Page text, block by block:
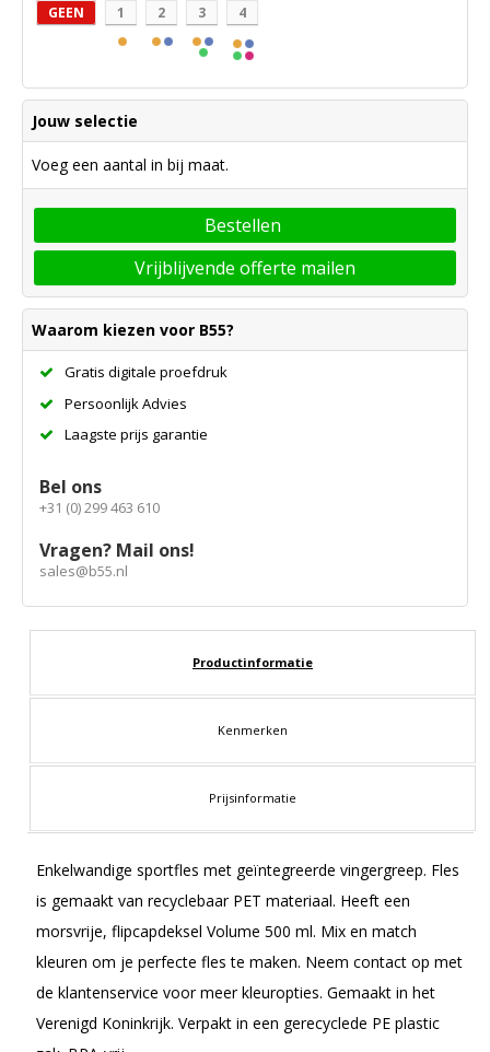
GEEN 1 2 3 4
Jouw selectie
Voeg een aantal in bij maat.
Bestellen
Vrijblijvende offerte mailen
Waarom kiezen voor B55?
Gratis digitale proefdruk
Persoonlijk Advies
Laagste prijs garantie
Bel ons
+31 (0) 299 463 610
Vragen? Mail ons!
sales@b55.nl
Productinformatie
Kenmerken
Prijsinformatie
Enkelwandige sportfles met geïntegreerde vingergreep. Fles
is gemaakt van recyclebaar PET materiaal. Heeft een
morsvrije, flipcapdeksel Volume 500 ml. Mix en match
kleuren om je perfecte fles te maken. Neem contact op met
de klantenservice voor meer kleuropties. Gemaakt in het
Verenigd Koninkrijk. Verpakt in een gerecyclede PE plastic